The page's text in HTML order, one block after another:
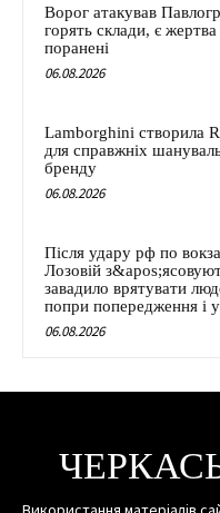
Ворог атакував
горять склади, є жертва
поранені
06.08.2026
Lamborghini створила
для справжніх
бренду
06.08.2026
Після удару рф по
Лозовій
завадило врятувати
попри попередження і
06.08.2026